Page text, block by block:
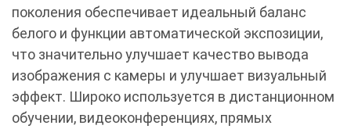
поколения обеспечивает идеальный баланс
белого и функции автоматической экспозиции,
что значительно улучшает качество вывода
изображения с камеры и улучшает визуальный
эффект. Широко используется в дистанционном
обучении, видеоконференциях, прямых